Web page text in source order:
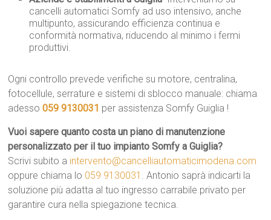
cancelli automatici Somfy ad uso intensivo, anche
multipunto, assicurando efficienza continua e
conformità normativa, riducendo al minimo i fermi
produttivi.
Ogni controllo prevede verifiche su motore, centralina,
fotocellule, serrature e sistemi di sblocco manuale: chiama
adesso059 9130031 per assistenza Somfy Guiglia !
Vuoi sapere quanto costa un piano di manutenzione
personalizzato per il tuo impianto Somfy a Guiglia?
Scrivi subito a intervento@cancelliautomaticimodena.com
oppure chiama lo 059 9130031 . Antonio saprà indicarti la
soluzione più adatta al tuo ingresso carrabile privato per
garantire cura nella spiegazione tecnica.